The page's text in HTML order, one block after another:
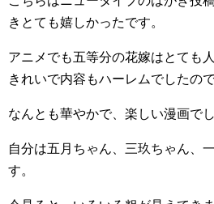
きとても嬉しかったです。
アニメでも五等分の花嫁はとても
きれいで内容もハーレムでしたの
なんとも華やかで、楽しい漫画でし
自分は五月ちゃん、三玖ちゃん、
す。